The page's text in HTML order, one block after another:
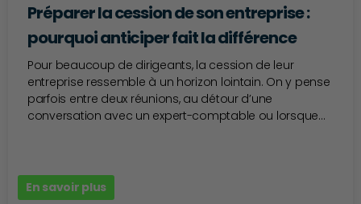
Préparer la cession de son entreprise :
pourquoi anticiper fait la différence
Pour beaucoup de dirigeants, la cession de leur
entreprise ressemble à un horizon lointain. On y pense
parfois entre deux réunions, au détour d’une
conversation avec un expert-comptable ou lorsque...
En savoir plus